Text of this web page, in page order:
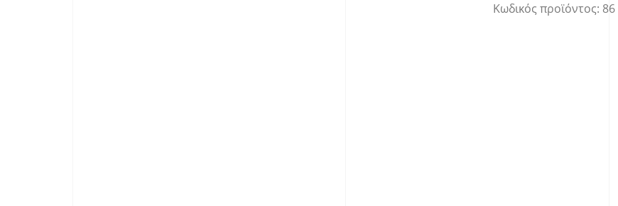
Κωδικός προϊόντος: 86